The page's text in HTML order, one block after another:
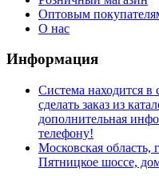
Оптовым
О нас
Информация
Система находится
сделать заказ из
дополнительная
телефону!
Московская область,
Пятницкое шоссе,